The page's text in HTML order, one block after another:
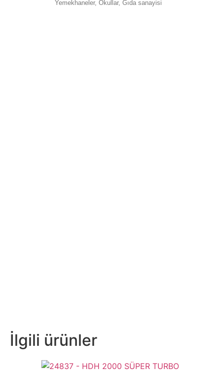
Yemekhaneler, Okullar, Gıda sanayisi
İlgili ürünler